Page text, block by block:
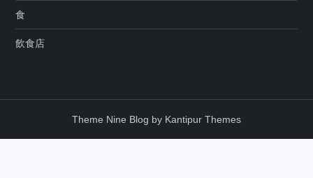
食
飲食店
Theme Nine Blog by Kantipur Themes